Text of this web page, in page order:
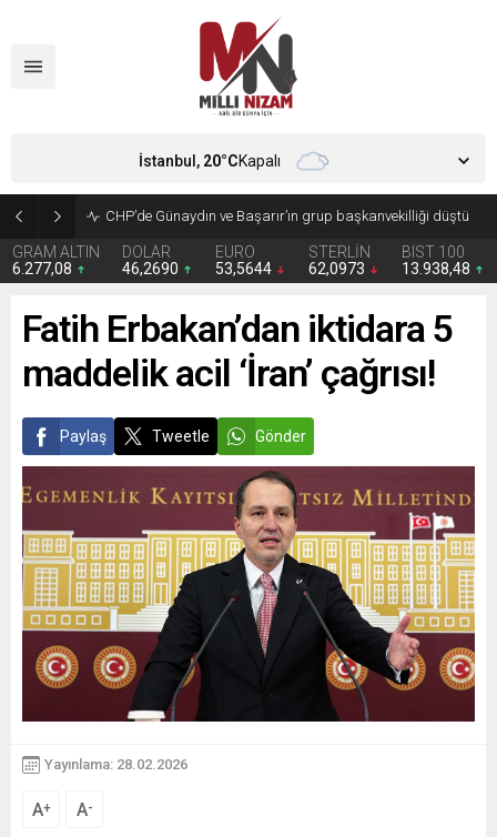
CHP’de Günaydın ve Başarır’ın grup başkanvekilliği düştü
GRAM ALTIN
6.277,08
DOLAR
46,2690
EURO
53,5644
STERLİN
62,0973
BIST 100
13.938,48
İstanbul, 20°CKapalı
Fatih Erbakan’dan iktidara 5
maddelik acil ‘İran’ çağrısı!
Paylaş Tweetle Gönder
Yayınlama: 28.02.2026
A+ A-